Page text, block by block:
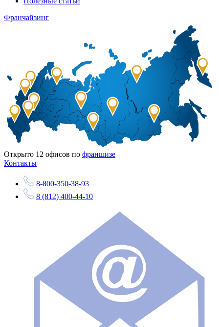
Франчайзинг
Открыто 12 офисов по франшизе
Контакты
8-800-350-38-93
8 (812) 400-44-10